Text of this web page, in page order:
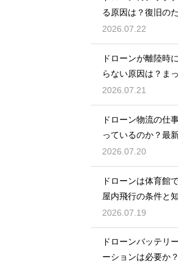
る原因は？復旧の
解説
2026.07.22
ドローンが離陸時
らない原因は？ま
めのコツを解説
2026.07.21
ドローン物流の仕
っているのか？最
解説
2026.07.20
ドローンは体育館
屋内飛行の条件と
注意点
2026.07.19
ドローンバッテリ
ーションは必要か